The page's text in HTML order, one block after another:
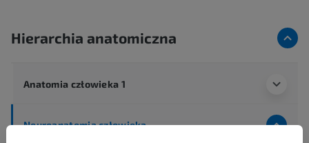
Hierarchia anatomiczna
Anatomia człowieka 1
Neuroanatomia człowieka